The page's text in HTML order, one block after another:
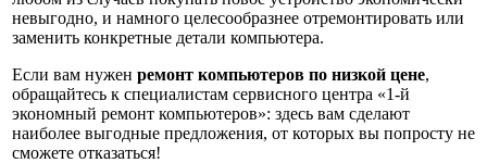
невыгодно, и намного целесообразнее отремонтировать или
заменить конкретные детали компьютера.
Если вам нужен ремонт компьютеров по низкой цене,
обращайтесь к специалистам сервисного центра «1-й
экономный ремонт компьютеров»: здесь вам сделают
наиболее выгодные предложения, от которых вы попросту не
сможете отказаться!